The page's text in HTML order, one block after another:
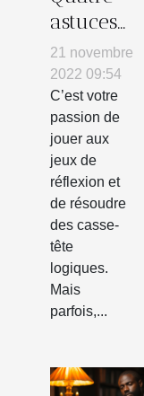
astuces
efficaces
pour
résoudre
les
casse-
tête
logiques
21 novembre
2022 09:54
C’est votre
passion de
jouer aux
jeux de
réflexion et
de résoudre
des casse-
tête
logiques.
Mais
parfois,...